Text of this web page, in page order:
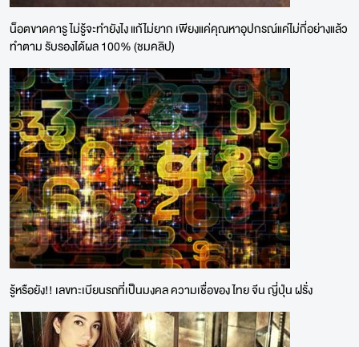
น็อตขาดคารู ไม่รู้จะทำยังไง แก้ไม่ยาก เพียงแค่คุณหาอุปกรณ์แค่ไม่กี่อย่างแล้ว
ทำตาม รับรองได้ผล 100% (ชมคลิป)
รู้หรือยัง!! เลขทะเบียนรถที่เป็นมงคล ความเชื่อของ ไทย จีน ญี่ปุ่น ฝรั่ง